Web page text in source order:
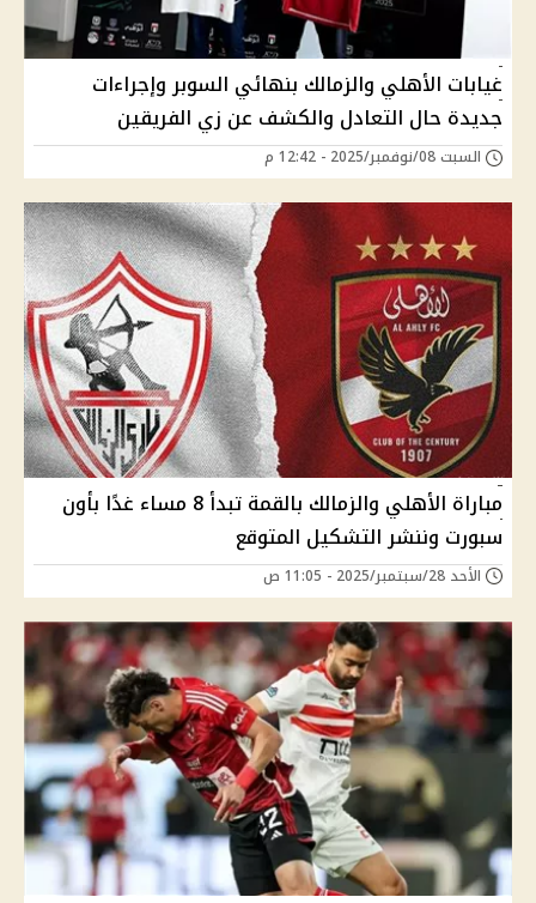
غيابات الأهلي والزمالك بنهائي السوبر وإجراءات
جديدة حال التعادل والكشف عن زي الفريقين
السبت 08/نوفمبر/2025 - 12:42 م
مباراة الأهلي والزمالك بالقمة تبدأ 8 مساء غدًا بأون
سبورت وننشر التشكيل المتوقع
الأحد 28/سبتمبر/2025 - 11:05 ص